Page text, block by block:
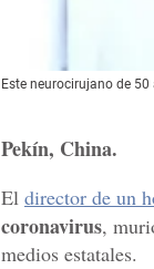
Este neurocirujano de
Pekín, China.
El director de un
coronavirus,
medios estatales.